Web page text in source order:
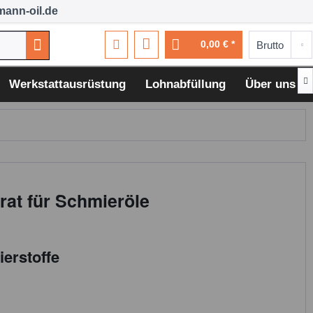
oil.de
0,00 € *
Werkstattausrüstung Lohnabfüllung Über uns 
für Schmieröle